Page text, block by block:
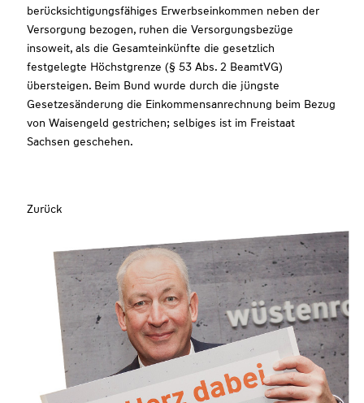
berücksichtigungsfähiges Erwerbseinkommen neben der
Versorgung bezogen, ruhen die Versorgungsbezüge
insoweit, als die Gesamteinkünfte die gesetzlich
festgelegte Höchstgrenze (§ 53 Abs. 2 BeamtVG)
übersteigen. Beim Bund wurde durch die jüngste
Gesetzesänderung die Einkommensanrechnung beim Bezug
von Waisengeld gestrichen; selbiges ist im Freistaat
Sachsen geschehen.
Zurück